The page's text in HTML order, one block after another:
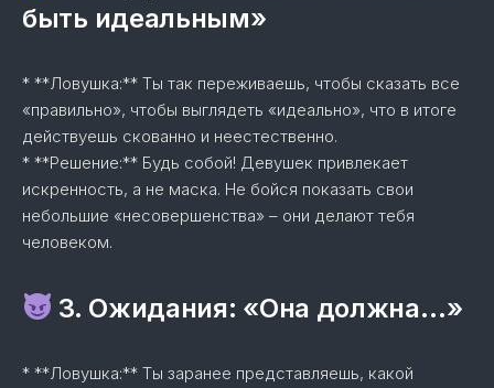
быть идеальным»
* **Ловушка:** Ты так переживаешь, чтобы сказать все
«правильно», чтобы выглядеть «идеально», что в итоге
действуешь скованно и неестественно.
* **Решение:** Будь собой! Девушек привлекает
искренность, а не маска. Не бойся показать свои
небольшие «несовершенства» – они делают тебя
человеком.
3. Ожидания: «Она должна…»
* **Ловушка:** Ты заранее представляешь, какой